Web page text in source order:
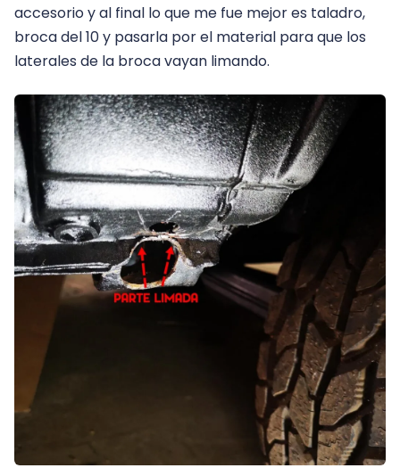
accesorio y al final lo que me fue mejor es taladro,
broca del 10 y pasarla por el material para que los
laterales de la broca vayan limando.